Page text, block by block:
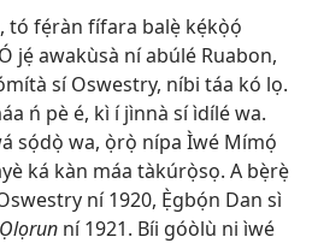
tó fẹ́ràn fífara balẹ̀ kẹ́kọ̀ọ́
jẹ́ awakùsà ní abúlé Ruabon,
sí Oswestry, níbi táa kó lọ.
ń pè é, kì í jìnnà sí ìdílé wa.
sọ́dọ̀ wa, ọ̀rọ̀ nípa Ìwé Mímọ́
ká kàn máa tàkúrọ̀sọ. A bẹ̀rẹ̀
ní 1920, Ẹ̀gbọ́n Dan sì
ní 1921. Bíi góòlù ni ìwé